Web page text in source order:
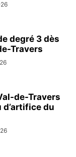
degré 3 dès
Travers
de-Travers
d’artifice du